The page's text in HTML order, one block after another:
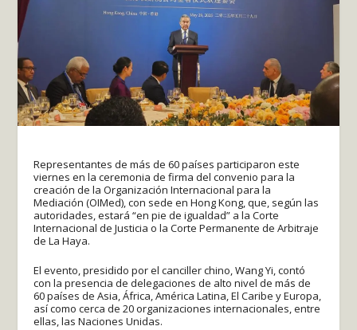
Representantes de más de 60 países participaron este
viernes en la ceremonia de firma del convenio para la
creación de la Organización Internacional para la
Mediación (OIMed), con sede en Hong Kong, que, según las
autoridades, estará “en pie de igualdad” a la Corte
Internacional de Justicia o la Corte Permanente de Arbitraje
de La Haya.
El evento, presidido por el canciller chino, Wang Yi, contó
con la presencia de delegaciones de alto nivel de más de
60 países de Asia, África, América Latina, El Caribe y Europa,
así como cerca de 20 organizaciones internacionales, entre
ellas, las Naciones Unidas.